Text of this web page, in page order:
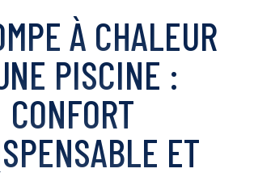
À CHALEUR
PISCINE :
CONFORT
ET